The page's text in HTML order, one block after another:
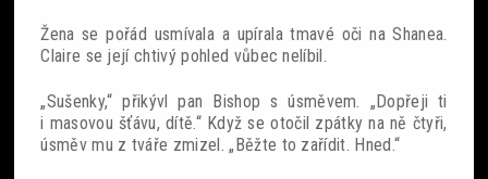
Žena se pořád usmívala a upírala tmavé oči na Shanea.
Claire se její chtivý pohled vůbec nelíbil.
„Sušenky,“ přikývl pan Bishop s úsměvem. „Dopřeji ti
i masovou šťávu, dítě.“ Když se otočil zpátky na ně čtyři,
úsměv mu z tváře zmizel. „Běžte to zařídit. Hned.“